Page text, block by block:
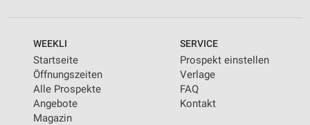
WEEKLI
Startseite
Öffnungszeiten
Alle Prospekte
Angebote
Magazin
SERVICE
Prospekt einstellen
Verlage
FAQ
Kontakt